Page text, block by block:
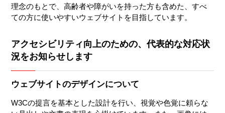
理念のもとで、高齢者や障がいを持った方も含めた、すべ
ての方に使いやすいウェブサイトを目指しています。
アクセシビリティ向上のための、代表的な対応状
況をお知らせします
ウェブサイトのデザインについて
W3Cの提言を基本とした設計を行い、視覚や色覚に頼らな